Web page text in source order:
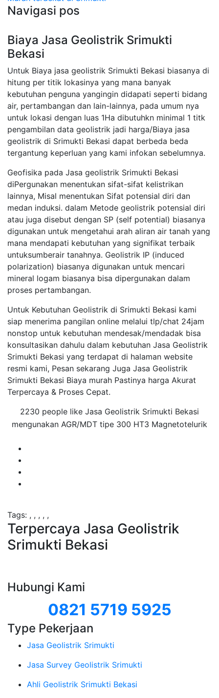
Navigasi pos
Biaya Jasa Geolistrik Srimukti
Bekasi
Untuk Biaya jasa geolistrik Srimukti Bekasi biasanya di
hitung per titik lokasinya yang mana banyak
kebutuhan penguna yangingin didapati seperti bidang
air, pertambangan dan lain-lainnya, pada umum nya
untuk lokasi dengan luas 1Ha dibutuhkn minimal 1 titk
pengambilan data geolistrik jadi harga/Biaya jasa
geolistrik di Srimukti Bekasi dapat berbeda beda
tergantung keperluan yang kami infokan sebelumnya.
Geofisika pada Jasa geolistrik Srimukti Bekasi
diPergunakan menentukan sifat-sifat kelistrikan
lainnya, Misal menentukan Sifat potensial diri dan
medan induksi. dalam Metode geolistrik potensial diri
atau juga disebut dengan SP (self potential) biasanya
digunakan untuk mengetahui arah aliran air tanah yang
mana mendapati kebutuhan yang signifikat terbaik
untuksumberair tanahnya. Geolistrik IP (induced
polarization) biasanya digunakan untuk mencari
mineral logam biasanya bisa dipergunakan dalam
proses pertambangan.
Untuk Kebutuhan Geolistrik di Srimukti Bekasi kami
siap menerima pangilan online melalui tlp/chat 24jam
nonstop untuk kebutuhan mendesak/mendadak bisa
konsultasikan dahulu dalam kebutuhan Jasa Geolistrik
Srimukti Bekasi yang terdapat di halaman website
resmi kami, Pesan sekarang Juga Jasa Geolistrik
Srimukti Bekasi Biaya murah Pastinya harga Akurat
Terpercaya & Proses Cepat.
2230 people like Jasa Geolistrik Srimukti Bekasi
mengunakan AGR/MDT tipe 300 HT3 Magnetotelurik
Tags: , , , , ,
Terpercaya Jasa Geolistrik
Srimukti Bekasi
Hubungi Kami
0821 5719 5925
Type Pekerjaan
Jasa Geolistrik Srimukti
Jasa Survey Geolistrik Srimukti
Ahli Geolistrik Srimukti Bekasi